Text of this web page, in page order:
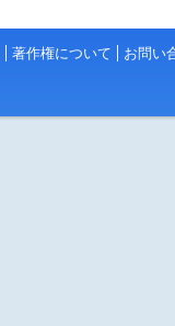
著作権について お問い